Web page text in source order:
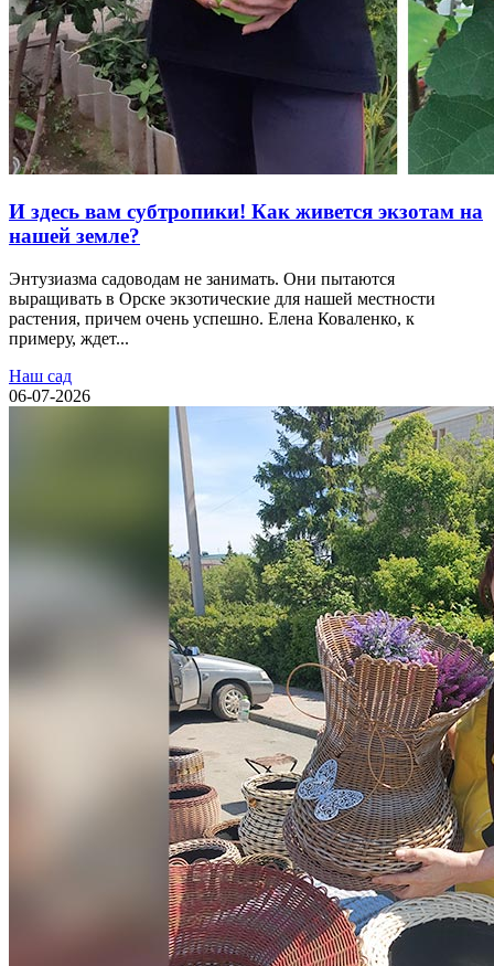
И здесь вам субтропики! Как живется экзотам на
нашей земле?
Энтузиазма садоводам не занимать. Они пытаются
выращивать в Орске экзотические для нашей местности
растения, причем очень успешно. Елена Коваленко, к
примеру, ждет...
Наш сад
06-07-2026